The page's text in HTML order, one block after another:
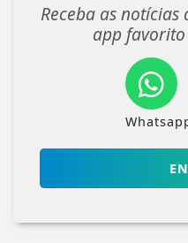
Receba as
app favorito